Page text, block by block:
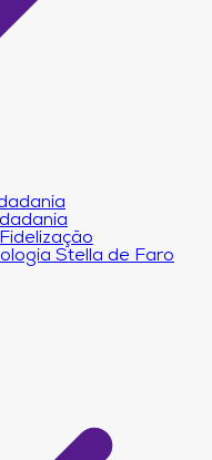
Stella de Faro